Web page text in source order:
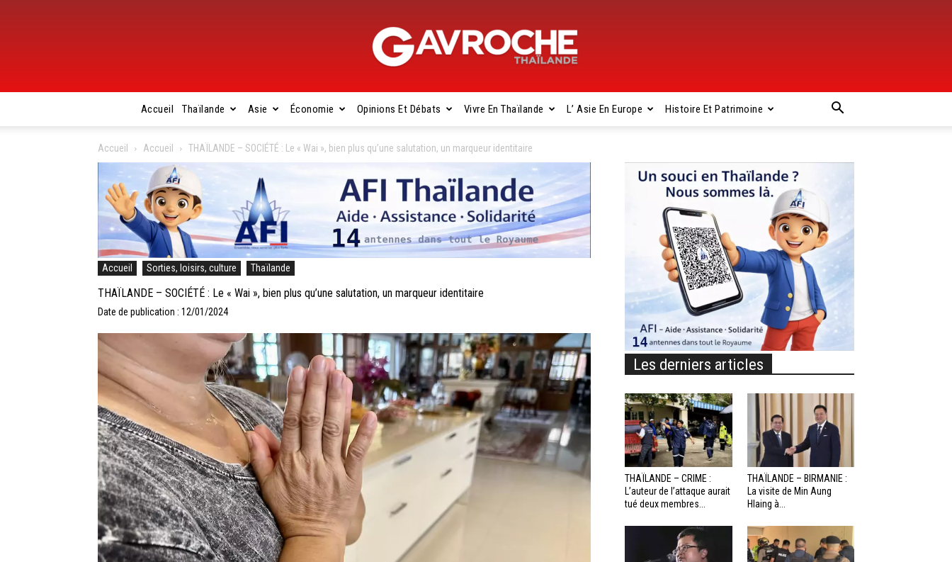
Gavroche
Thaïlande
Accueil Thaïlande Asie Économie Opinions Et Débats Vivre En Thaïlande L’ Asie En Europe Histoire Et Patrimoine
Accueil Accueil THAÏLANDE – SOCIÉTÉ : Le « Wai », bien plus qu’une salutation, un marqueur identitaire
Accueil Sorties, loisirs, culture Thaïlande
THAÏLANDE – SOCIÉTÉ : Le « Wai », bien plus qu’une salutation, un marqueur identitaire
Date de publication : 12/01/2024
Les derniers articles
THAÏLANDE – CRIME :
L’auteur de l’attaque aurait
tué deux membres...
THAÏLANDE – BIRMANIE :
La visite de Min Aung
Hlaing à...